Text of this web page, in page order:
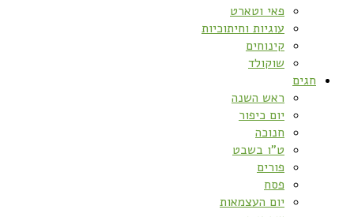
פאי וטארט
עוגיות וחיתוכיות
קינוחים
שוקולד
חגים
ראש השנה
יום כיפור
חנוכה
ט”ו בשבט
פורים
פסח
יום העצמאות